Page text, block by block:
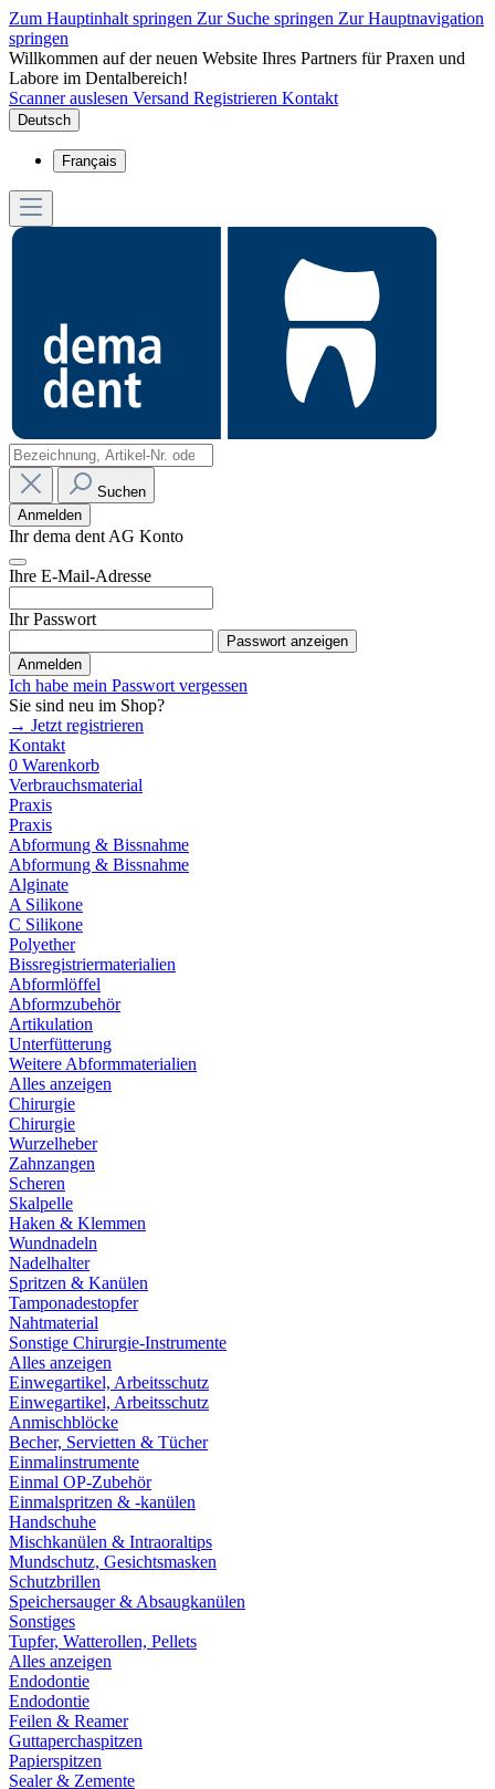
Zum Hauptinhalt springen Zur Suche springen Zur Hauptnavigation
springen
Willkommen auf der neuen Website Ihres Partners für Praxen und
Labore im Dentalbereich!
Scanner auslesen Versand Registrieren Kontakt
Deutsch
Français
Suchen
Anmelden
Ihr dema dent AG Konto
Ihre E-Mail-Adresse
Ihr Passwort
Passwort anzeigen
Anmelden
Ich habe mein Passwort vergessen
Sie sind neu im Shop?
→ Jetzt registrieren
Kontakt
0 Warenkorb
Verbrauchsmaterial
Praxis
Praxis
Abformung & Bissnahme
Abformung & Bissnahme
Alginate
A Silikone
C Silikone
Polyether
Bissregistriermaterialien
Abformlöffel
Abformzubehör
Artikulation
Unterfütterung
Weitere Abformmaterialien
Alles anzeigen
Chirurgie
Chirurgie
Wurzelheber
Zahnzangen
Scheren
Skalpelle
Haken & Klemmen
Wundnadeln
Nadelhalter
Spritzen & Kanülen
Tamponadestopfer
Nahtmaterial
Sonstige Chirurgie-Instrumente
Alles anzeigen
Einwegartikel, Arbeitsschutz
Einwegartikel, Arbeitsschutz
Anmischblöcke
Becher, Servietten & Tücher
Einmalinstrumente
Einmal OP-Zubehör
Einmalspritzen & -kanülen
Handschuhe
Mischkanülen & Intraoraltips
Mundschutz, Gesichtsmasken
Schutzbrillen
Speichersauger & Absaugkanülen
Sonstiges
Tupfer, Watterollen, Pellets
Alles anzeigen
Endodontie
Endodontie
Feilen & Reamer
Guttaperchaspitzen
Papierspitzen
Sealer & Zemente